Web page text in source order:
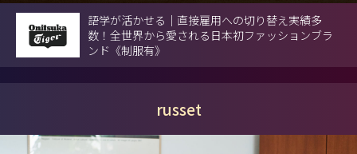
語学が活かせる｜直接雇用への切り替え実績多
数！全世界から愛される日本初ファッションブラ
ンド《制服有》
russet